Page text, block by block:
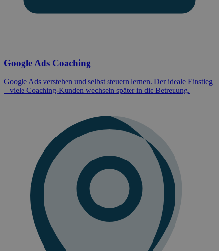
Google Ads Coaching
Google Ads verstehen und selbst steuern lernen. Der ideale Einstieg
– viele Coaching-Kunden wechseln später in die Betreuung.